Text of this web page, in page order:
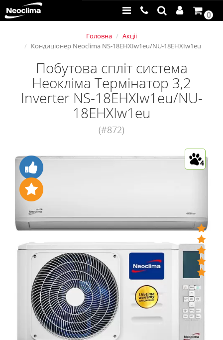
0
Головна
Акціі
Кондиціонер Neoclima NS-18EHXIw1eu/NU-18EHXIw1eu
Побутова спліт система
Неокліма Термінатор 3,2
Inverter NS-18EHXIw1eu/NU-
18EHXIw1eu
(#872)
4